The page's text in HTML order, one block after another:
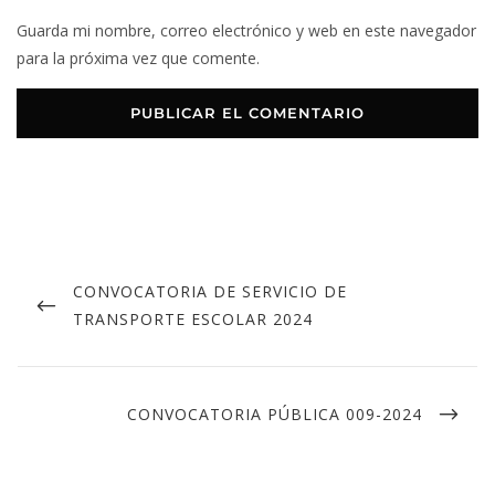
Guarda mi nombre, correo electrónico y web en este navegador
para la próxima vez que comente.
CONVOCATORIA DE SERVICIO DE
TRANSPORTE ESCOLAR 2024
CONVOCATORIA PÚBLICA 009-2024